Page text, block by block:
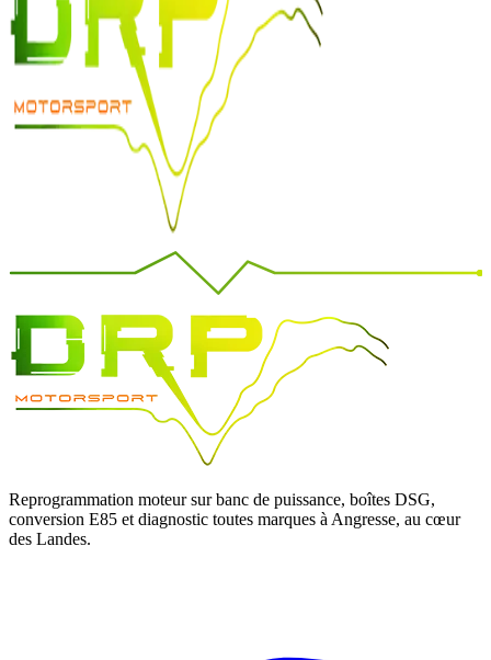
Reprogrammation moteur sur banc de puissance, boîtes DSG,
conversion E85 et diagnostic toutes marques à Angresse, au cœur
des Landes.